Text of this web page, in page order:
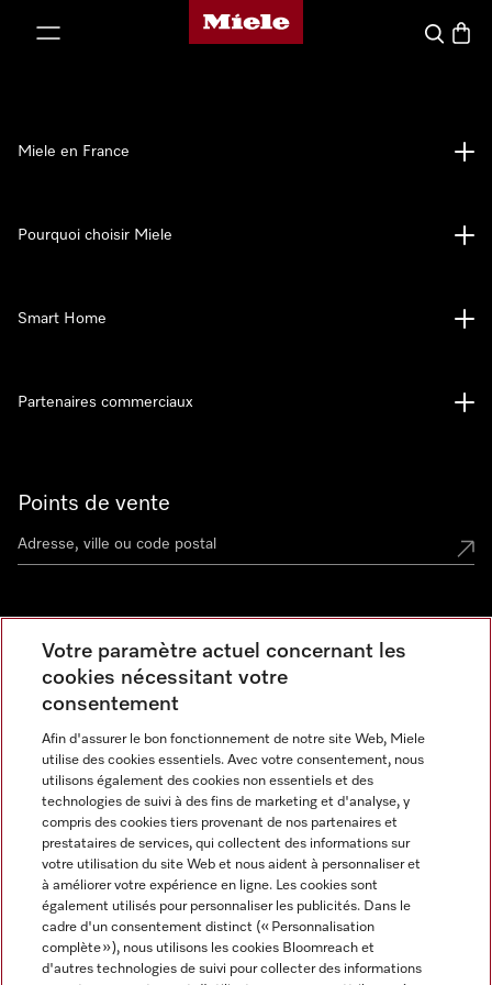
Page d'accueil Miele
Search
Points de vente
Découvrez la boutique Miele proche de chez vous
Newsletter
Miele en France
Pourquoi choisir Miele
Smart Home
Partenaires commerciaux
Miele sur Instagram
Miele sur Facebook
Miele sur Youtube
Votre paramètre actuel concernant les
cookies nécessitant votre
consentement
Afin d'assurer le bon fonctionnement de notre site Web, Miele
utilise des cookies essentiels. Avec votre consentement, nous
utilisons également des cookies non essentiels et des
technologies de suivi à des fins de marketing et d'analyse, y
compris des cookies tiers provenant de nos partenaires et
prestataires de services, qui collectent des informations sur
votre utilisation du site Web et nous aident à personnaliser et
à améliorer votre expérience en ligne. Les cookies sont
également utilisés pour personnaliser les publicités. Dans le
cadre d'un consentement distinct (« Personnalisation
complète »), nous utilisons les cookies Bloomreach et
d'autres technologies de suivi pour collecter des informations